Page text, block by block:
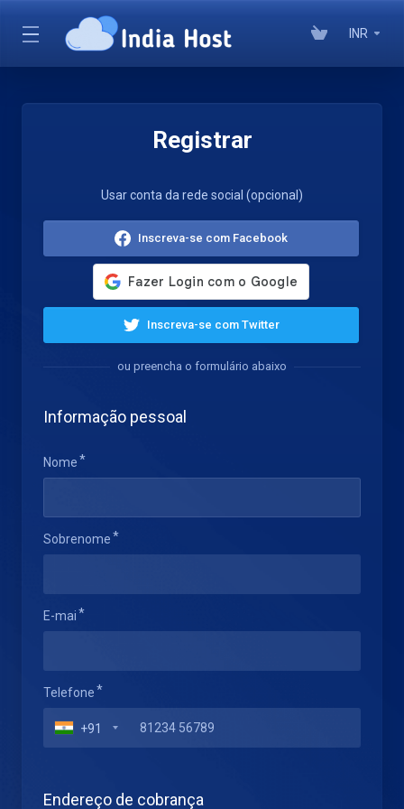
INR
Registrar
Usar conta da rede social (opcional)
Inscreva-se com Facebook
Inscreva-se com Twitter
ou preencha o formulário abaixo
Informação pessoal
Nome
Sobrenome
E-mai
Telefone
+91
Endereço de cobrança